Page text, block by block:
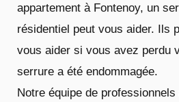
appartement à Fontenoy, un
résidentiel peut vous aider. Ils
vous aider si vous avez perdu
serrure a été endommagée.
Notre équipe de